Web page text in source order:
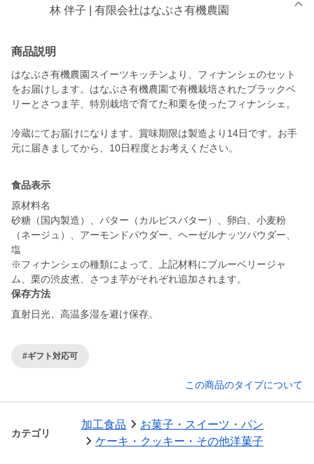
林 伴子 | 有限会社はなぶさ有機農園
商品説明
はなぶさ有機農園スイーツキッチンより、フィナンシェのセット
をお届けします。はなぶさ有機農園で有機栽培されたブラックベ
リーとさつま芋、特別栽培で育てた和栗を使ったフィナンシェ。
冷蔵にてお届けになります。賞味期限は製造より14日です。お手
食品表示
原材料名
砂糖（国内製造）、バター（カルピスバター）、卵白、小麦粉
（ネージュ）、アーモンドパウダー、ヘーゼルナッツパウダー、
塩
※フィナンシェの種類によって、上記材料にブルーベリージャ
ム、栗の渋皮煮、さつま芋がそれぞれ追加されます。
保存方法
直射日光、高温多湿を避け保存。
#ギフト対応可
この商品のタイプについて
カテゴリ
加工食品
お菓子・スイーツ・パン
ケーキ・クッキー・その他洋菓子